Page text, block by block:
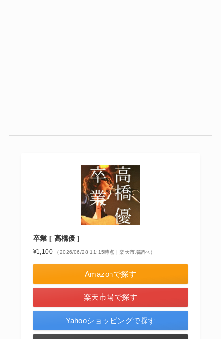
卒業 [ 高橋優 ]
¥1,100 （2026/06/28 11:15時点 | 楽天市場調べ）
Amazonで探す
楽天市場で探す
Yahooショッピングで探す